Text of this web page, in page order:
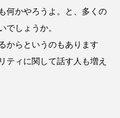
何かやろうよ。と、多くの
でしょうか。
からというのもあります
ティに関して話す人も増え